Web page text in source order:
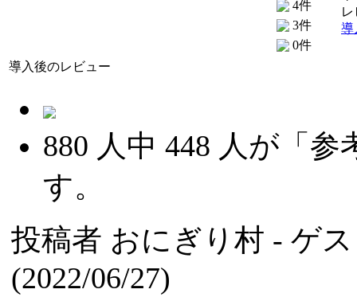
4件
3件
0件
導
導入後のレビュー
880 人中 448 人が「参
す。
投稿者 おにぎり村 - ゲ
(2022/06/27)